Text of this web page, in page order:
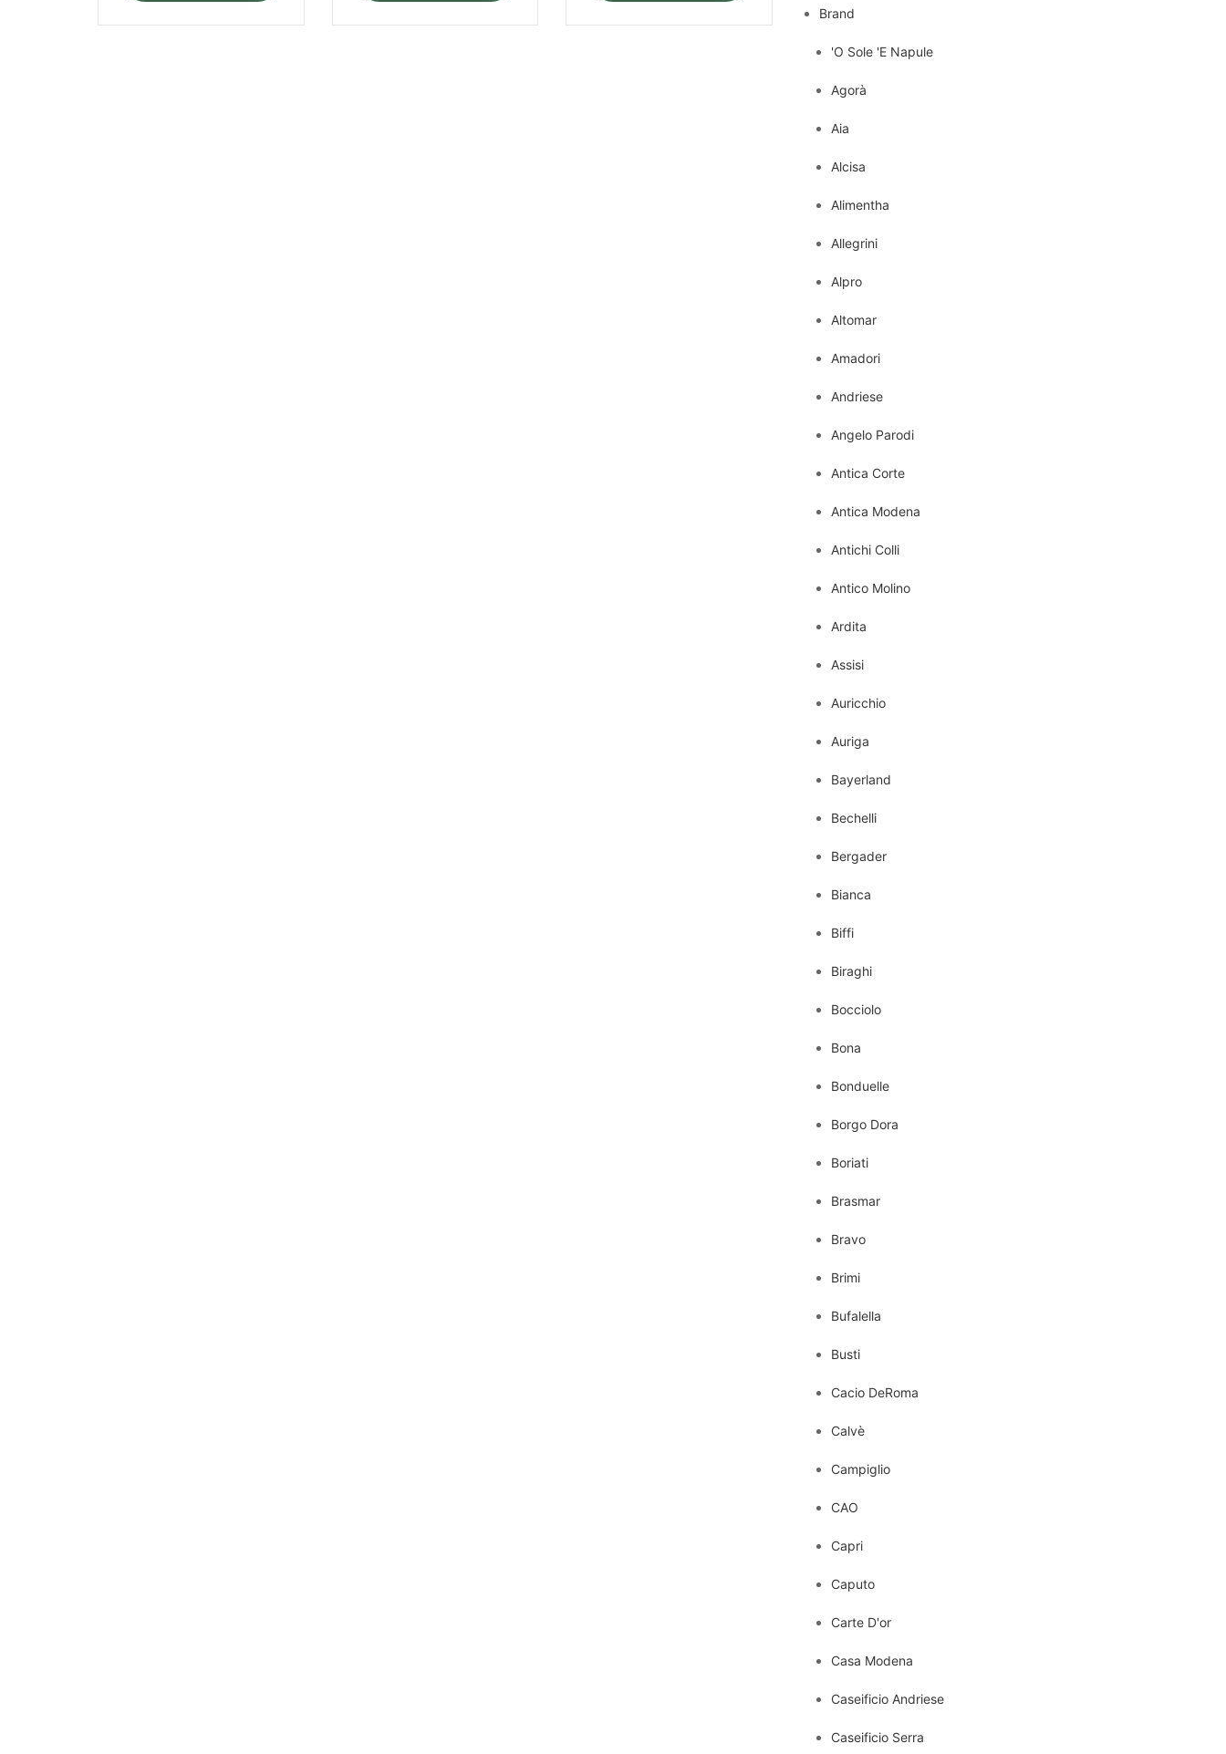
Brand
'O Sole 'E Napule
Agorà
Aia
Alcisa
Alimentha
Allegrini
Alpro
Altomar
Amadori
Andriese
Angelo Parodi
Antica Corte
Antica Modena
Antichi Colli
Antico Molino
Ardita
Assisi
Auricchio
Auriga
Bayerland
Bechelli
Bergader
Bianca
Biffi
Biraghi
Bocciolo
Bona
Bonduelle
Borgo Dora
Boriati
Brasmar
Bravo
Brimi
Bufalella
Busti
Cacio DeRoma
Calvè
Campiglio
CAO
Capri
Caputo
Carte D'or
Casa Modena
Caseificio Andriese
Caseificio Serra